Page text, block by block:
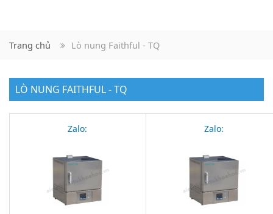
Trang chủ Lò nung Faithful - TQ
LÒ NUNG FAITHFUL - TQ
Zalo: Zalo: